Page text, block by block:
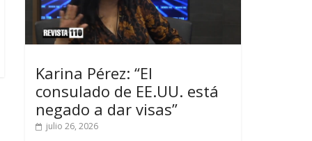
Karina Pérez: “El
consulado de EE.UU. está
negado a dar visas”
julio 26, 2026